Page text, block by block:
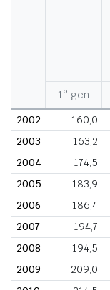
1° gen
2002
160,0
2003
163,2
2004
174,5
2005
183,9
2006
186,4
2007
194,7
2008
194,5
2009
209,0